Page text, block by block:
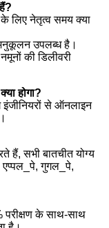
लिए नेतृत्व समय क्या
उपलब्ध है।
की डिलीवरी
होगा?
इंजीनियरों से ऑनलाइन
हैं, सभी बातचीत योग्य
एप्पल_पे, गुगल_पे,
परीक्षण के साथ-साथ